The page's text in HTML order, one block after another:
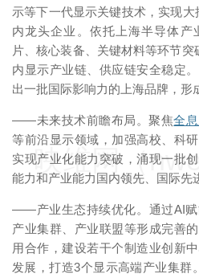
示等下一代显示关键技术，实现
内龙头企业。依托上海半导体产
片、核心装备、关键材料等环节突
内显示产业链、供应链安全稳定
出一批国际影响力的上海品牌，形
——未来技术前瞻布局。聚焦全
等前沿显示领域，加强高校、科
实现产业化能力突破，涌现一批
能力和产业能力国内领先、国际先
——产业生态持续优化。通过AI赋
产业集群、产业联盟等形成完善
用合作，建设若干个制造业创新
发展，打造3个显示高端产业集群
映维网（